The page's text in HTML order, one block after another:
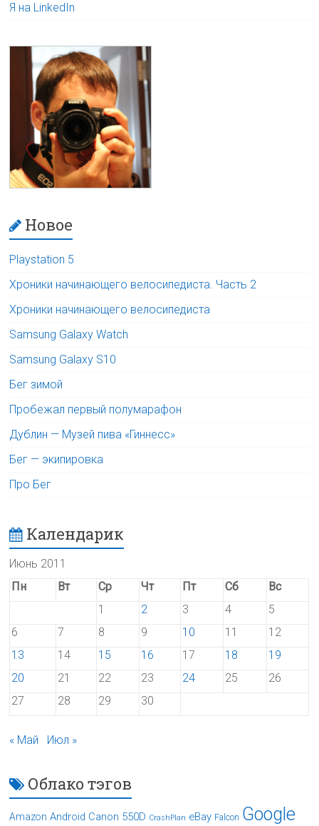
Я на LinkedIn
Новое
Playstation 5
Хроники начинающего велосипедиста. Часть 2
Хроники начинающего велосипедиста
Samsung Galaxy Watch
Samsung Galaxy S10
Бег зимой
Пробежал первый полумарафон
Дублин — Музей пива «Гиннесс»
Бег — экипировка
Про Бег
Календарик
Июнь 2011
Пн
Вт Ср Чт Пт Сб
Вс
1
2 3 4
5
6
7 8 9 10 11
12
13
14 15 16 17 18
19
20
21 22 23 24 25
26
27
28 29 30
« Май Июл »
Облако тэгов
Amazon Android Canon 550D CrashPlan eBay Falcon Google